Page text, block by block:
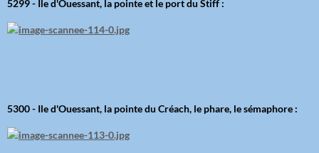
5299 - Ile d'Ouessant, la pointe et le port du Stiff :
5300 - Ile d'Ouessant, la pointe du Créach, le phare, le sémaphore :